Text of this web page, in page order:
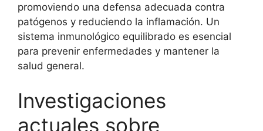
promoviendo una defensa adecuada contra
patógenos y reduciendo la inflamación. Un
sistema inmunológico equilibrado es esencial
para prevenir enfermedades y mantener la
salud general.
Investigaciones
actuales sobre